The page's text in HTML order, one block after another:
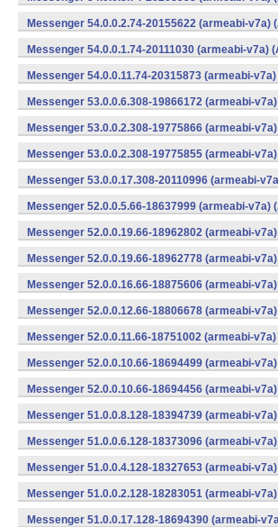
Messenger 54.0.0.2.74-20155622 (armeabi-v7a)
Messenger 54.0.0.1.74-20111030 (armeabi-v7a)
Messenger 54.0.0.11.74-20315873 (armeabi-
Messenger 53.0.0.6.308-19866172 (armeabi-
Messenger 53.0.0.2.308-19775866 (armeabi-
Messenger 53.0.0.2.308-19775855 (armeabi-
Messenger 53.0.0.17.308-20110996 (armeabi-
Messenger 52.0.0.5.66-18637999 (armeabi-v7a)
Messenger 52.0.0.19.66-18962802 (armeabi-
Messenger 52.0.0.19.66-18962778 (armeabi-
Messenger 52.0.0.16.66-18875606 (armeabi-
Messenger 52.0.0.12.66-18806678 (armeabi-
Messenger 52.0.0.11.66-18751002 (armeabi-
Messenger 52.0.0.10.66-18694499 (armeabi-
Messenger 52.0.0.10.66-18694456 (armeabi-
Messenger 51.0.0.8.128-18394739 (armeabi-
Messenger 51.0.0.6.128-18373096 (armeabi-
Messenger 51.0.0.4.128-18327653 (armeabi-
Messenger 51.0.0.2.128-18283051 (armeabi-
Messenger 51.0.0.17.128-18694390 (armeabi-